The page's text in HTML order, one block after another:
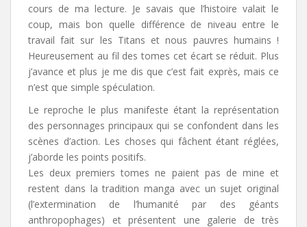
cours de ma lecture. Je savais que l’histoire valait le
coup, mais bon quelle différence de niveau entre le
travail fait sur les Titans et nous pauvres humains !
Heureusement au fil des tomes cet écart se réduit. Plus
j’avance et plus je me dis que c’est fait exprès, mais ce
n’est que simple spéculation.
Le reproche le plus manifeste étant la représentation
des personnages principaux qui se confondent dans les
scènes d’action. Les choses qui fâchent étant réglées,
j’aborde les points positifs.
Les deux premiers tomes ne paient pas de mine et
restent dans la tradition manga avec un sujet original
(l’extermination de l’humanité par des géants
anthropophages) et présentent une galerie de très